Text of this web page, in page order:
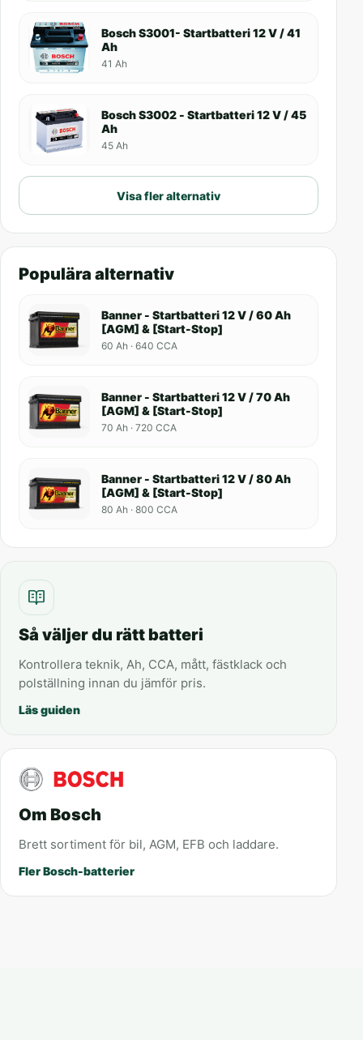
Bosch S3001- Startbatteri 12 V / 41
Ah
41 Ah
Bosch S3002 - Startbatteri 12 V / 45
Ah
45 Ah
Visa fler alternativ
Populära alternativ
Banner - Startbatteri 12 V / 60 Ah
[AGM] & [Start-Stop]
60 Ah · 640 CCA
Banner - Startbatteri 12 V / 70 Ah
[AGM] & [Start-Stop]
70 Ah · 720 CCA
Banner - Startbatteri 12 V / 80 Ah
[AGM] & [Start-Stop]
80 Ah · 800 CCA
Så väljer du rätt batteri
Kontrollera teknik, Ah, CCA, mått, fästklack och
polställning innan du jämför pris.
Läs guiden
Om Bosch
Brett sortiment för bil, AGM, EFB och laddare.
Fler Bosch-batterier